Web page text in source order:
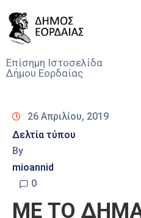
Επίσημη Ιστοσελίδα
Δήμου Εορδαίας
Νέα
Υπηρεσίες
Του
Δήμου
Προσκλήσεις
26 Απριλίου, 2019
Δελτία τύπου
By
mioannid
0
ΜΕ ΤΟ